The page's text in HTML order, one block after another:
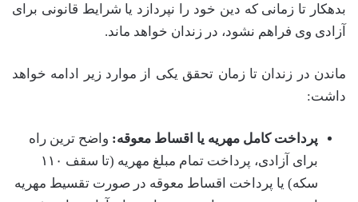
بدهکار تا زمانی که دین خود را نپردازد یا شرایط قانونی برای
آزادی وی فراهم نشود، در زندان خواهد ماند.
ماندن در زندان تا زمان تحقق یکی از موارد زیر ادامه خواهد
داشت:
پرداخت کامل مهریه یا اقساط معوقه: واضح ترین راه
برای آزادی، پرداخت تمام مبلغ مهریه (تا سقف ۱۱۰
سکه) یا پرداخت اقساط معوقه در صورت تقسیط مهریه